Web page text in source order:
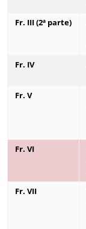
Fr. III (2ª parte)
Fr. IV
Fr. V
Fr. VI
Fr. VII